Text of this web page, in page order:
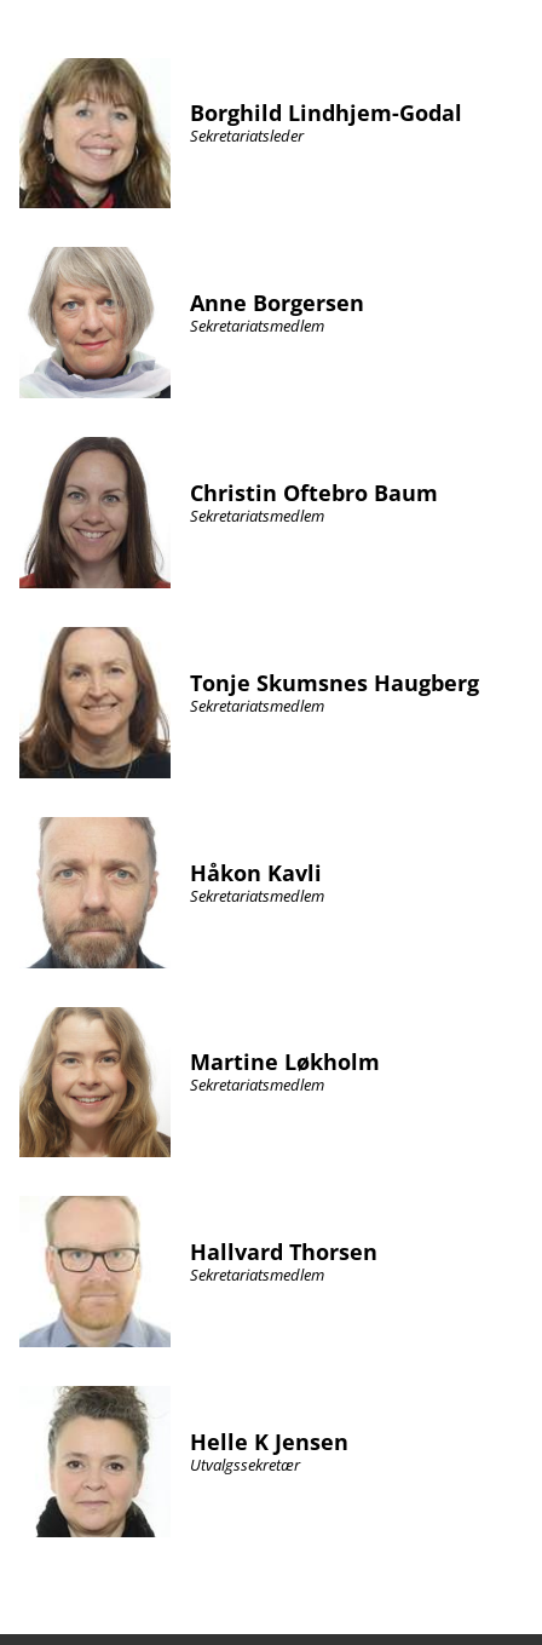
Borghild Lindhjem-Godal
Sekretariatsleder
Anne Borgersen
Sekretariatsmedlem
Christin Oftebro Baum
Sekretariatsmedlem
Tonje Skumsnes Haugberg
Sekretariatsmedlem
Håkon Kavli
Sekretariatsmedlem
Martine Løkholm
Sekretariatsmedlem
Hallvard Thorsen
Sekretariatsmedlem
Helle K Jensen
Utvalgssekretær